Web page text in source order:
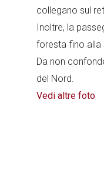
collegano sul
Inoltre, la
foresta fino alla
Da non
del Nord.
Vedi altre foto